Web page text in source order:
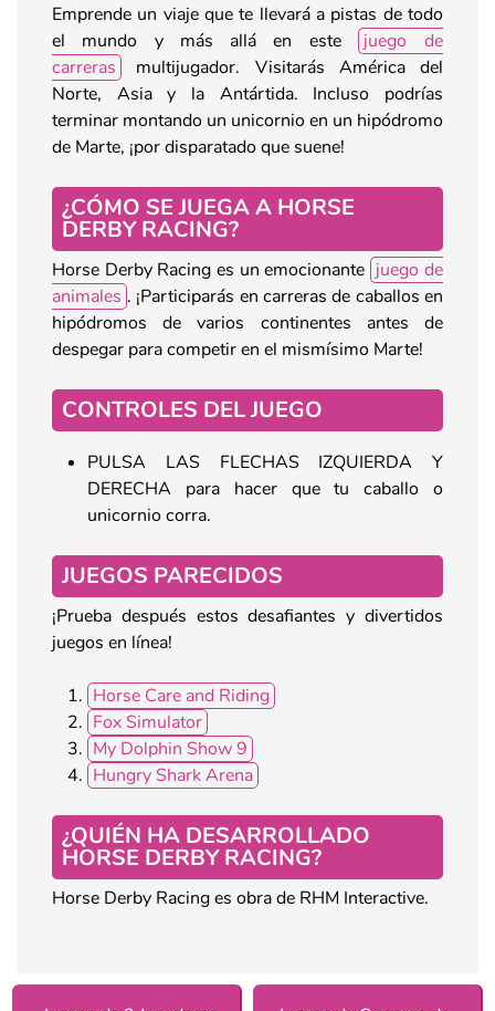
Emprende un viaje que te llevará a pistas de todo
el mundo y más allá en este
juego de
carreras
multijugador. Visitarás América del
Norte, Asia y la Antártida. Incluso podrías
terminar montando un unicornio en un hipódromo
de Marte, ¡por disparatado que suene!
¿CÓMO SE JUEGA A HORSE
DERBY RACING?
Horse Derby Racing es un emocionante juego de
animales . ¡Participarás en carreras de caballos en
hipódromos de varios continentes antes de
despegar para competir en el mismísimo Marte!
CONTROLES DEL JUEGO
PULSA LAS FLECHAS IZQUIERDA Y
DERECHA para hacer que tu caballo o
unicornio corra.
JUEGOS PARECIDOS
¡Prueba después estos desafiantes y divertidos
juegos en línea!
Horse Care and Riding
Fox Simulator
My Dolphin Show 9
Hungry Shark Arena
¿QUIÉN HA DESARROLLADO
HORSE DERBY RACING?
Horse Derby Racing es obra de RHM Interactive.